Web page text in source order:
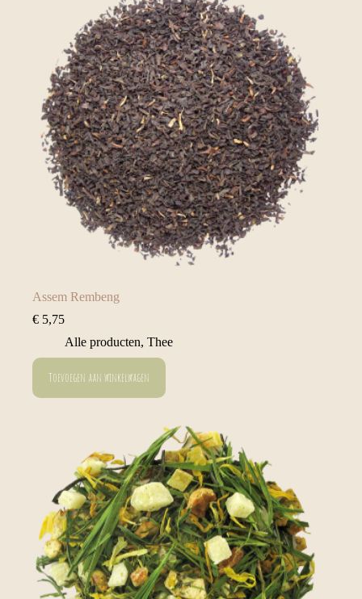
Assem Rembeng
€ 5,75
Alle producten, Thee
Toevoegen aan winkelwagen